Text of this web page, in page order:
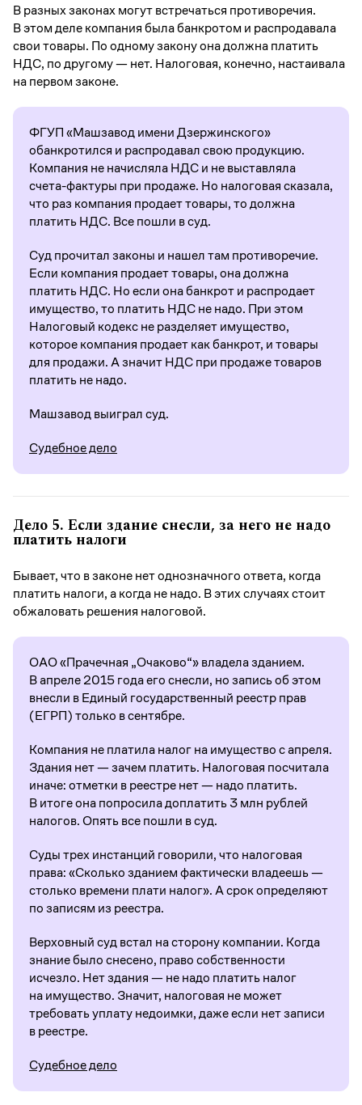
В разных законах могут встречаться противоречия.
В этом деле компания была банкротом и распродавала
свои товары. По одному закону она должна платить
НДС, по другому — нет. Налоговая, конечно, настаивала
на первом законе.
ФГУП «Машзавод имени Дзержинского»
обанкротился и распродавал свою продукцию.
Компания не начисляла НДС и не выставляла
счета-фактуры при продаже. Но налоговая сказала,
что раз компания продает товары, то должна
платить НДС. Все пошли в суд.
Суд прочитал законы и нашел там противоречие.
Если компания продает товары, она должна
платить НДС. Но если она банкрот и распродает
имущество, то платить НДС не надо. При этом
Налоговый кодекс не разделяет имущество,
которое компания продает как банкрот, и товары
для продажи. А значит НДС при продаже товаров
платить не надо.
Машзавод выиграл суд.
Судебное дело
Дело 5. Если здание снесли, за него не надо
платить налоги
Бывает, что в законе нет однозначного ответа, когда
платить налоги, а когда не надо. В этих случаях стоит
обжаловать решения налоговой.
ОАО «Прачечная „Очаково“» владела зданием.
В апреле 2015 года его снесли, но запись об этом
внесли в Единый государственный реестр прав
(ЕГРП) только в сентябре.
Компания не платила налог на имущество с апреля.
Здания нет — зачем платить. Налоговая посчитала
иначе: отметки в реестре нет — надо платить.
В итоге она попросила доплатить 3 млн рублей
налогов. Опять все пошли в суд.
Суды трех инстанций говорили, что налоговая
права: «Сколько зданием фактически владеешь —
столько времени плати налог». А срок определяют
по записям из реестра.
Верховный суд встал на сторону компании. Когда
знание было снесено, право собственности
исчезло. Нет здания — не надо платить налог
на имущество. Значит, налоговая не может
требовать уплату недоимки, даже если нет записи
в реестре.
Судебное дело